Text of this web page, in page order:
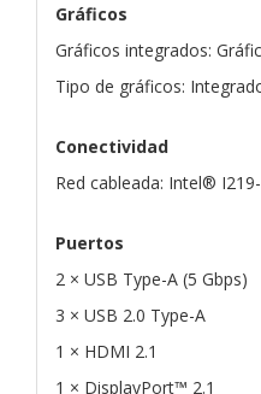
Gráficos
Gráficos integrados:
Tipo de gráficos:
Conectividad
Red cableada: Intel®
Puertos
2 × USB Type-A (5 Gbps)
3 × USB 2.0 Type-A
1 × HDMI 2.1
1 × DisplayPort™ 2.1